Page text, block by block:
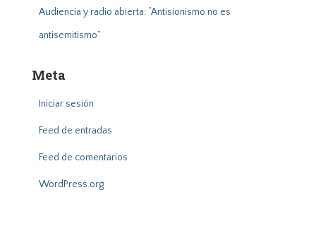
Audiencia y radio abierta: “Antisionismo no es
antisemitismo”
Meta
Iniciar sesión
Feed de entradas
Feed de comentarios
WordPress.org